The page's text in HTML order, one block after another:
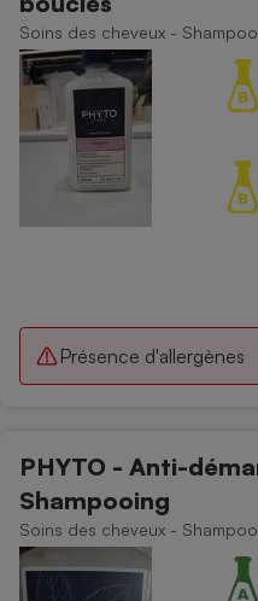
Soins des cheveux -
Présence d'allergènes
PHYTO - Anti-
Shampooing
Soins des cheveux -